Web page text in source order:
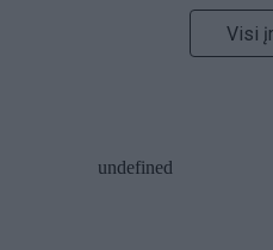
Visi